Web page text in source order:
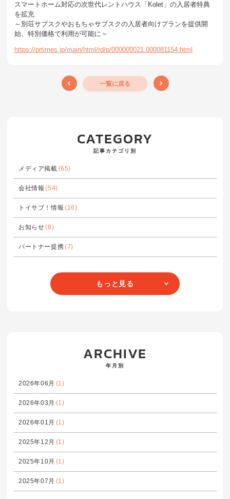
スマートホーム対応の次世代レントハウス「Kolet」の入居者特典
を拡充
～別荘サブスクやおもちゃサブスクの入居者向けプランを提供開
始、特別価格で利用が可能に～
https://prtimes.jp/main/html/rd/p/000000021.000081154.html
一覧に戻る
CATEGORY
記事カテゴリ別
メディア掲載 (65)
会社情報 (54)
トイサブ！情報 (16)
お知らせ(8)
パートナー提携(7)
もっと見る
ARCHIVE
年月別
2026年06月 (1)
2026年03月 (1)
2026年01月 (1)
2025年12月 (1)
2025年10月 (1)
2025年07月 (1)